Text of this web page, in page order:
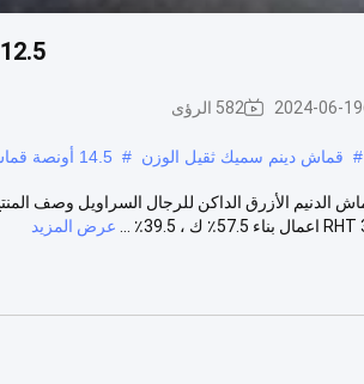
12.5 أوقية قماش دينيم قابل للتمدد ثقيل الوزن
2024-06-19 582 الرؤى
# قماش دينم سميك ثقيل الوزن # 14.5 أونصة قماش دينم ثقيل الوزن
عرض المزيد